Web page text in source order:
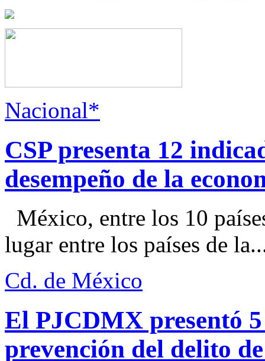
Nacional*
CSP presenta 12
desempeño de la
México, entre los 10
lugar entre los países de
Cd. de México
El PJCDMX presentó
prevención del delito